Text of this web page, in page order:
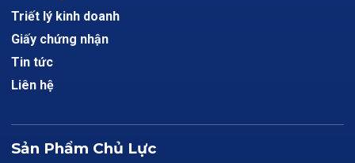
Triết lý kinh doanh
Giấy chứng nhận
Tin tức
Liên hệ
Sản Phẩm Chủ Lực